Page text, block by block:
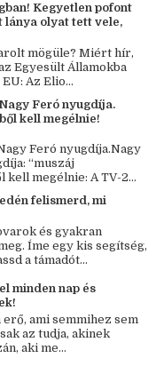
Kegyetlen pofont
lánya olyat tett vele,
mögüle? Miért hír,
Egyesült Államokba
Az Elio...
Feró nyugdíja.
kell megélnie!
Feró nyugdíja.Nagy
“muszáj
kell megélnie: A TV-2...
felismerd, mi
és gyakran
Íme egy kis segítség,
a támadót...
minden nap és
ami semmihez sem
az tudja, akinek
aki me...